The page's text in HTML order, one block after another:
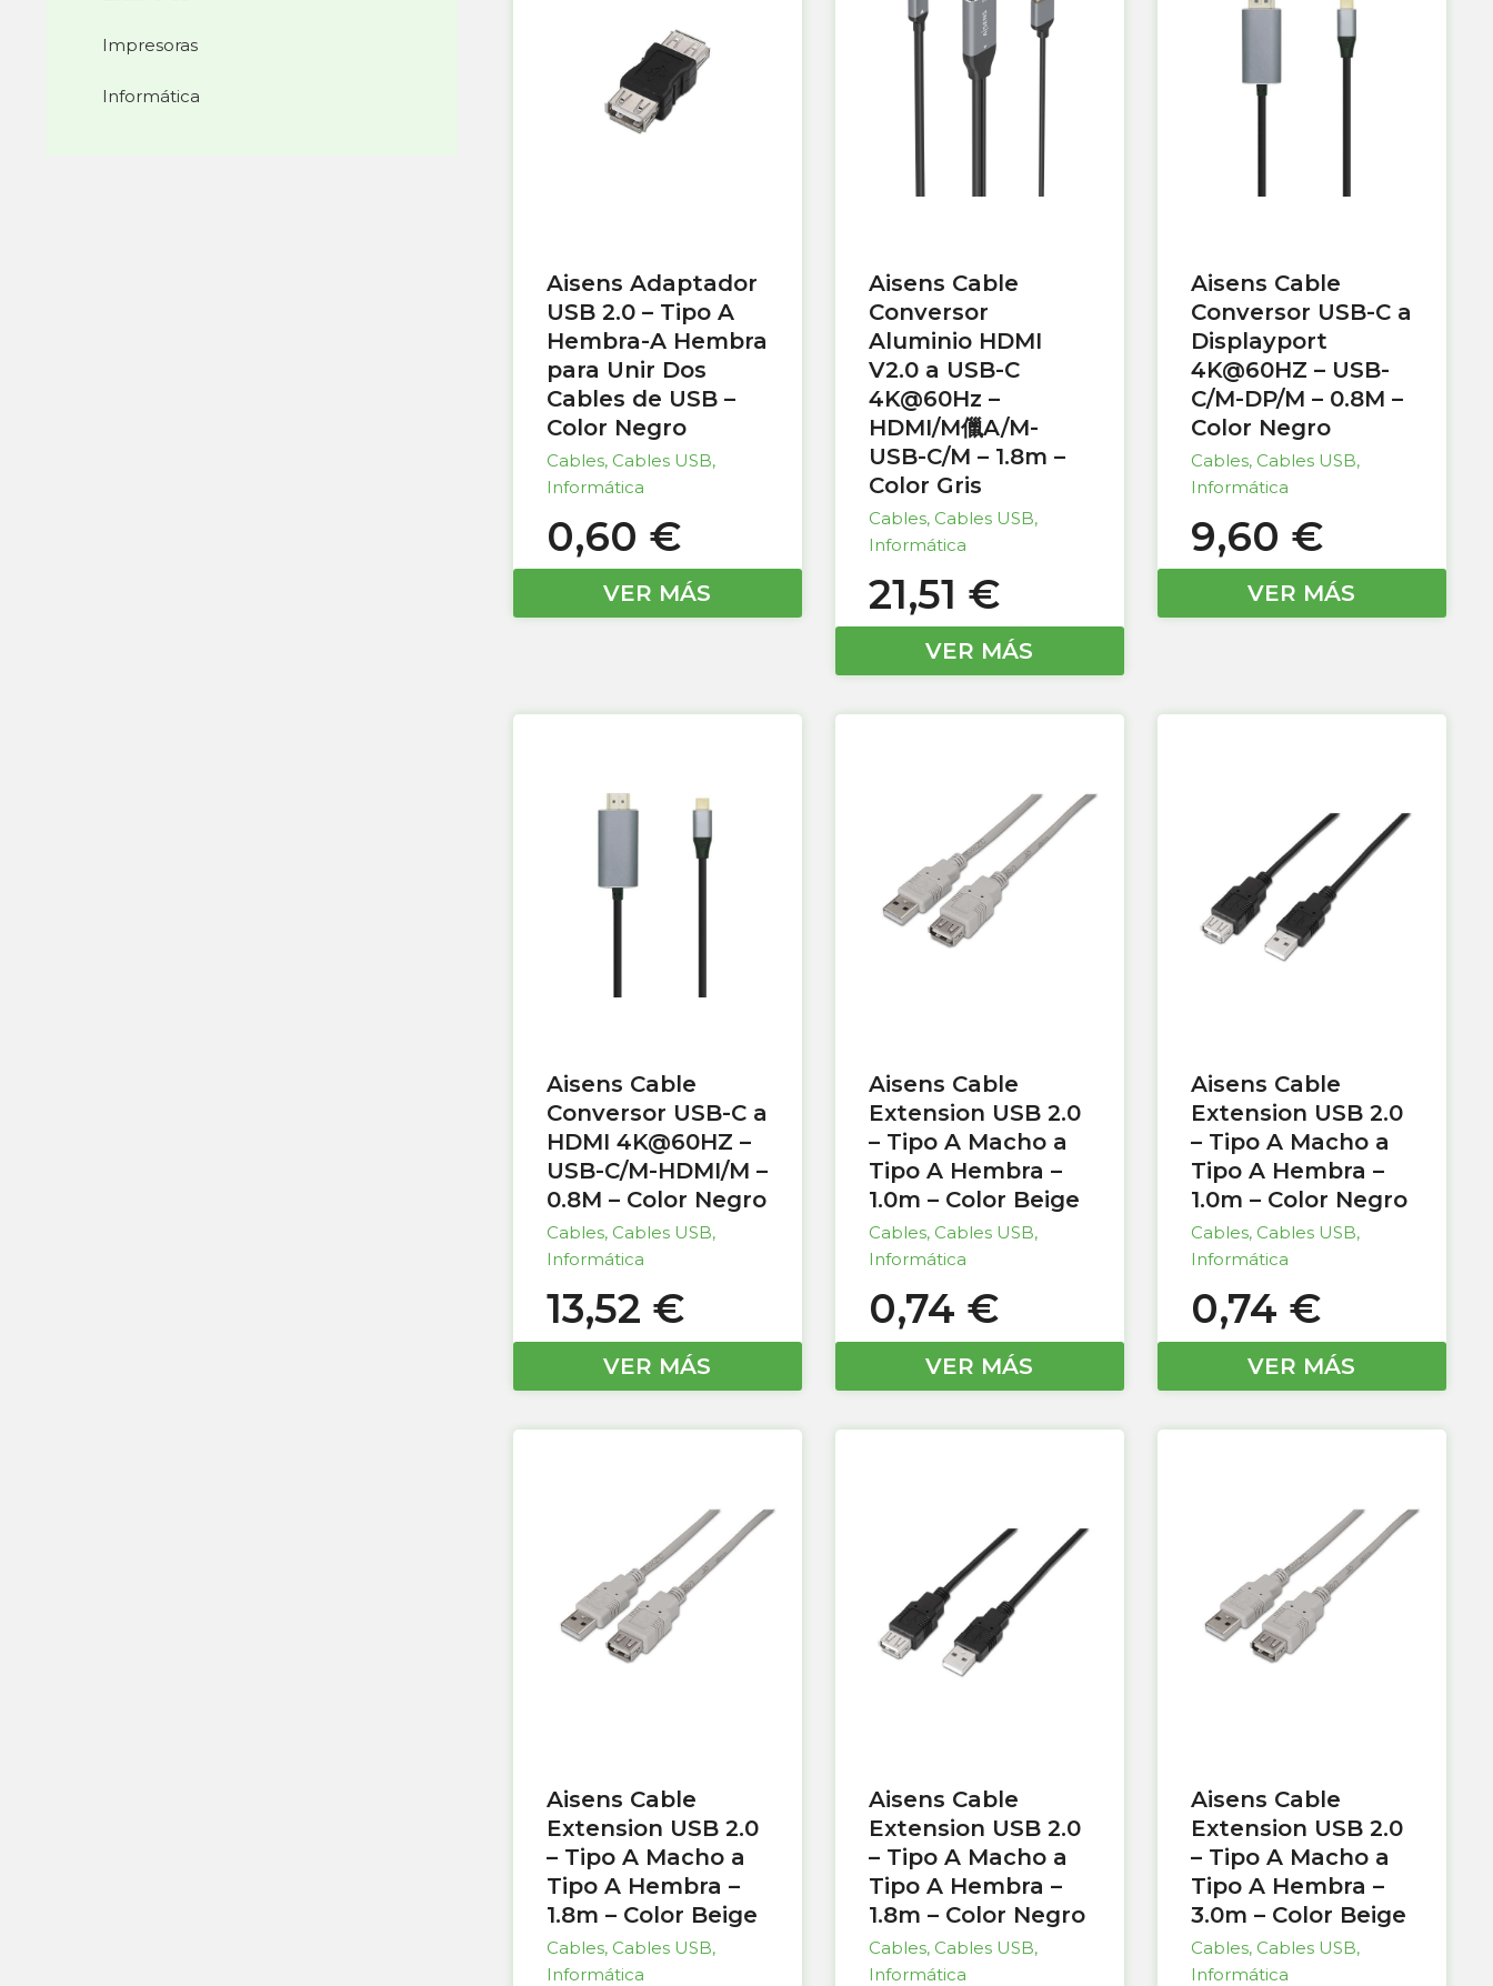
Impresoras
Informática
Aisens Adaptador
USB 2.0 – Tipo A
Hembra-A Hembra
para Unir Dos
Cables de USB –
Color Negro
Cables, Cables USB,
Informática
0,60 €
VER MÁS
Aisens Cable
Conversor
Aluminio HDMI
V2.0 a USB-C
4K@60Hz –
HDMI/M儠A/M-
USB-C/M – 1.8m –
Color Gris
Cables, Cables USB,
Informática
21,51 €
VER MÁS
Aisens Cable
Conversor USB-C a
Displayport
4K@60HZ – USB-
C/M-DP/M – 0.8M –
Color Negro
Cables, Cables USB,
Informática
9,60 €
VER MÁS
Aisens Cable
Conversor USB-C a
HDMI 4K@60HZ –
USB-C/M-HDMI/M –
0.8M – Color Negro
Cables, Cables USB,
Informática
13,52 €
VER MÁS
Aisens Cable
Extension USB 2.0
– Tipo A Macho a
Tipo A Hembra –
1.0m – Color Beige
Cables, Cables USB,
Informática
0,74 €
VER MÁS
Aisens Cable
Extension USB 2.0
– Tipo A Macho a
Tipo A Hembra –
1.0m – Color Negro
Cables, Cables USB,
Informática
0,74 €
VER MÁS
Aisens Cable
Extension USB 2.0
– Tipo A Macho a
Tipo A Hembra –
1.8m – Color Beige
Cables, Cables USB,
Informática
Aisens Cable
Extension USB 2.0
– Tipo A Macho a
Tipo A Hembra –
1.8m – Color Negro
Cables, Cables USB,
Informática
Aisens Cable
Extension USB 2.0
– Tipo A Macho a
Tipo A Hembra –
3.0m – Color Beige
Cables, Cables USB,
Informática